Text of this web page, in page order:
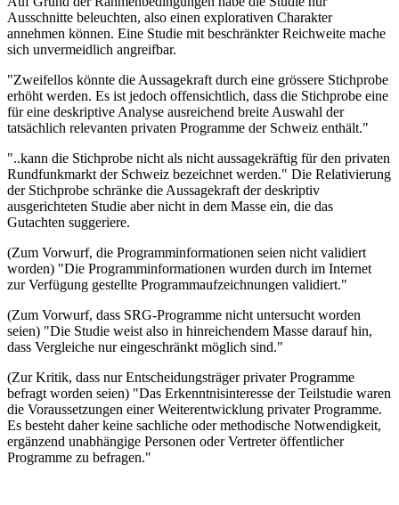
Ausschnitte beleuchten, also einen explorativen Charakter
annehmen können. Eine Studie mit beschränkter Reichweite mache
sich unvermeidlich angreifbar.
"Zweifellos könnte die Aussagekraft durch eine grössere Stichprobe
erhöht werden. Es ist jedoch offensichtlich, dass die Stichprobe eine
für eine deskriptive Analyse ausreichend breite Auswahl der
tatsächlich relevanten privaten Programme der Schweiz enthält."
"..kann die Stichprobe nicht als nicht aussagekräftig für den privaten
Rundfunkmarkt der Schweiz bezeichnet werden." Die Relativierung
der Stichprobe schränke die Aussagekraft der deskriptiv
ausgerichteten Studie aber nicht in dem Masse ein, die das
Gutachten suggeriere.
(Zum Vorwurf, die Programminformationen seien nicht validiert
worden) "Die Programminformationen wurden durch im Internet
zur Verfügung gestellte Programmaufzeichnungen validiert."
(Zum Vorwurf, dass SRG-Programme nicht untersucht worden
seien) "Die Studie weist also in hinreichendem Masse darauf hin,
dass Vergleiche nur eingeschränkt möglich sind."
(Zur Kritik, dass nur Entscheidungsträger privater Programme
befragt worden seien) "Das Erkenntnisinteresse der Teilstudie waren
die Voraussetzungen einer Weiterentwicklung privater Programme.
Es besteht daher keine sachliche oder methodische Notwendigkeit,
ergänzend unabhängige Personen oder Vertreter öffentlicher
Programme zu befragen."